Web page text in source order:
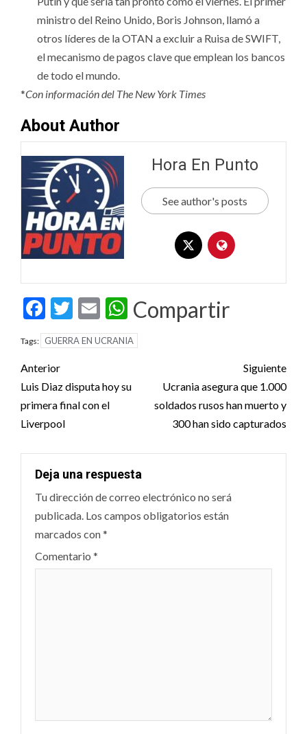
ministro del Reino Unido, Boris Johnson, llamó a
otros líderes de la OTAN a excluir a Ruisa de SWIFT,
el mecanismo de pagos clave que emplean los bancos
de todo el mundo.
*Con información del The New York Times
About Author
Hora En Punto
See author's posts
Facebook
Twitter
EmailWhatsApp
Compartir
Tags: GUERRA EN UCRANIA
Post
navigation
Anterior
Luis Diaz disputa hoy su
primera final con el
Liverpool
Siguiente
Ucrania asegura que 1.000
soldados rusos han muerto y
300 han sido capturados
Deja una respuesta
Tu dirección de correo electrónico no será
publicada. Los campos obligatorios están
marcados con*
Comentario *